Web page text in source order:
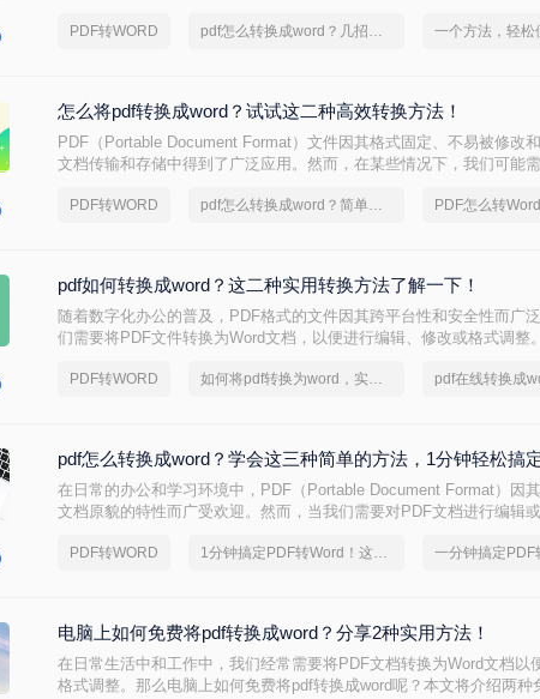
优势。但是PDF却不能直接编辑，因此需要pdf转word，那么pdf的表格
PDF转WORD pdf怎么转换成word？几招轻松搞定
怎么将pdf转换成word？试试这二种高效转换方法！
PDF（Portable Document Format）文件因其格式固定、不易被修改
文档传输和存储中得到了广泛应用。然而，在某些情况下，我们可能
换成Word的高效方法。
PDF转WORD pdf怎么转换成word？简单高效的恢复方法
pdf如何转换成word？这二种实用转换方法了解一下！
随着数字化办公的普及，PDF格式的文件因其跨平台性和安全性而广
们需要将PDF文件转换为Word文档，以便进行编辑、修改或格式调整
PDF转WORD 如何将pdf转换为word，实用的方法来了
pdf怎么转换成word？学会这三种简单的方法，1分钟轻松搞
在日常的办公和学习环境中，PDF（Portable Document Format）因
文档原貌的特性而广受欢迎。然而，当我们需要对PDF文档进行编辑
换成Word文档的方法，帮助您轻松应对这一任务。
PDF转WORD 1分钟搞定PDF转Word！这2个方法，一定要收好！
电脑上如何免费将pdf转换成word？分享2种实用方法！
在日常生活中和工作中，我们经常需要将PDF文档转换为Word文档以
格式调整。那么电脑上如何免费将pdf转换成word呢？本文将介绍两种